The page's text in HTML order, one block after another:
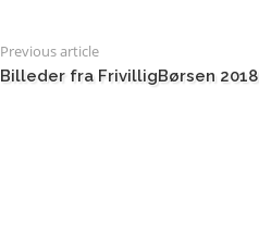
Previous article
Billeder fra FrivilligBørsen 2018